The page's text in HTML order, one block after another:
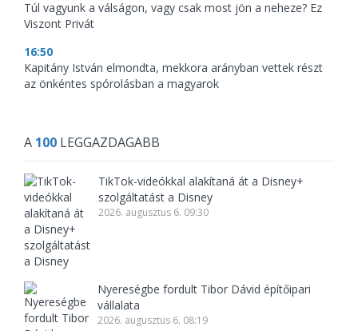
Túl vagyunk a válságon, vagy csak most jön a neheze? Ez
Viszont Privát
16:50
Kapitány István elmondta, mekkora arányban vettek részt
az önkéntes spórolásban a magyarok
A 100 LEGGAZDAGABB
TikTok-videókkal alakítaná át a Disney+
szolgáltatást a Disney
2026. augusztus 6. 09:30
Nyereségbe fordult Tibor Dávid építőipari
vállalata
2026. augusztus 6. 08:19